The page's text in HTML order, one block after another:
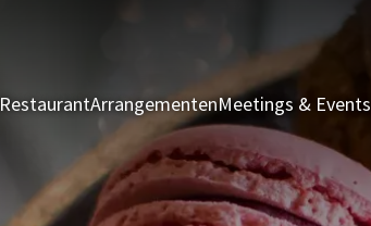
RestaurantArrangementenMeetings & Events